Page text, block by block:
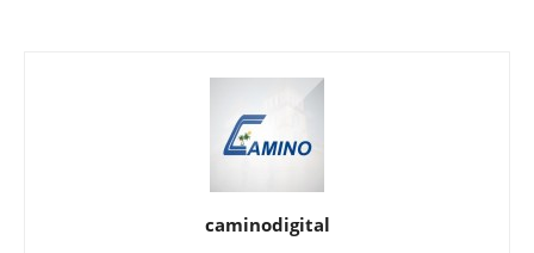
caminodigital